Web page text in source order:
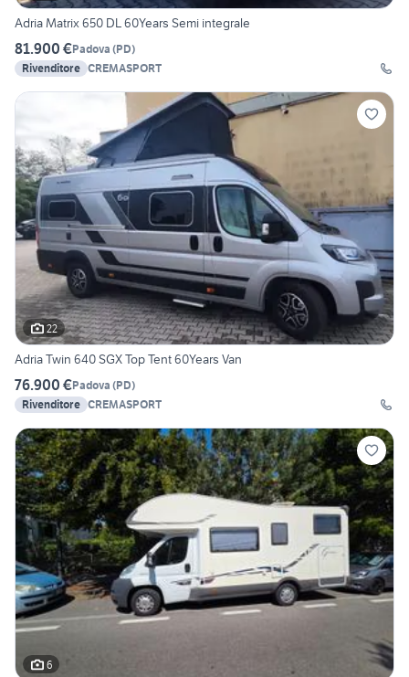
Adria Matrix 650 DL 60Years Semi integrale
81.900 €Padova (PD)
Rivenditore CREMASPORT
22
Adria Twin 640 SGX Top Tent 60Years Van
76.900 €Padova (PD)
Rivenditore CREMASPORT
6